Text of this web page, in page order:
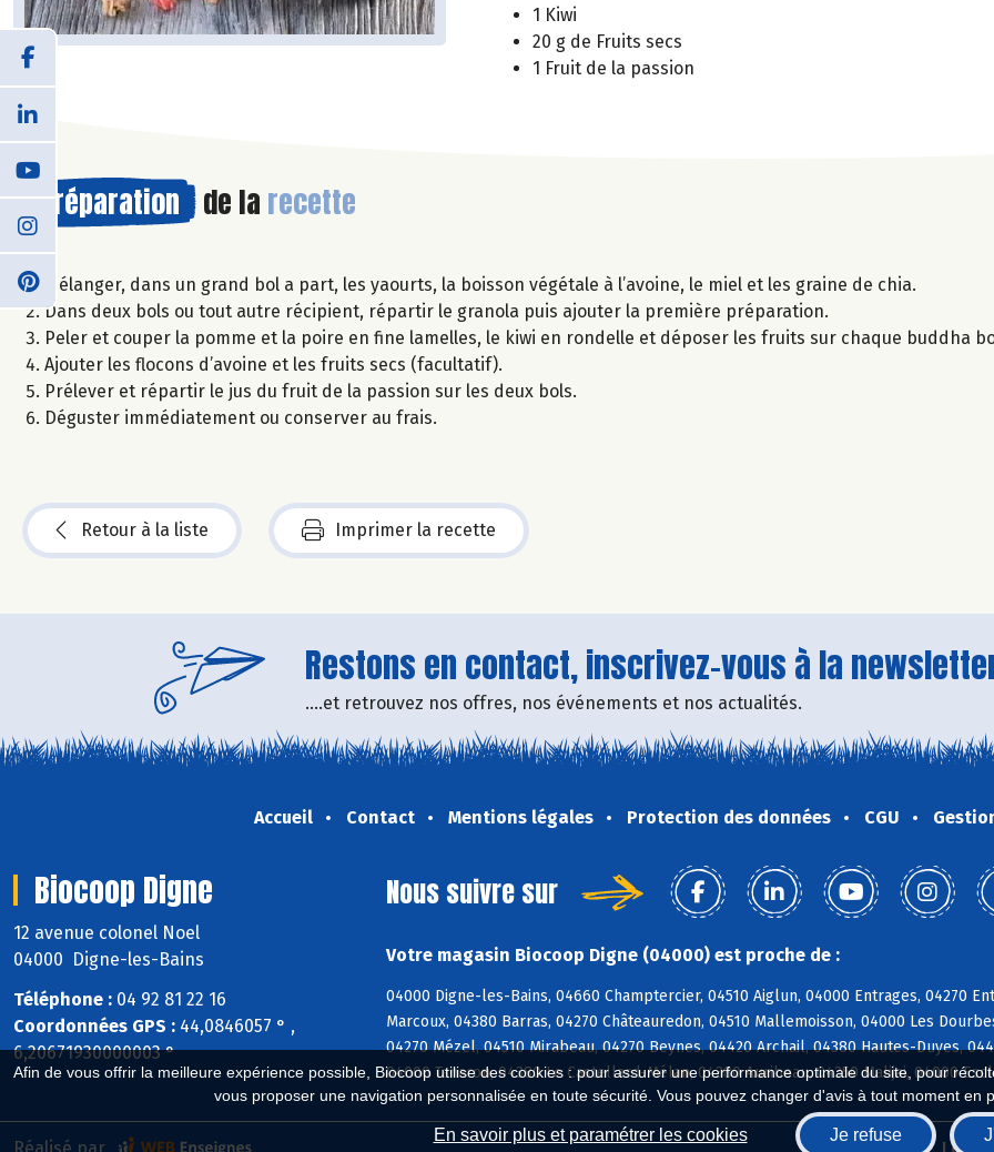
Afin de vous offrir la meilleure expérience possible, Biocoop utilise des cookies : pour assurer une performance optimale du site, pour
vous proposer une navigation personnalisée en toute sécurité. Vous pouvez changer d'avis à tout moment en
En savoir plus et paramétrer les cookies Je refuse
1 Kiwi
20 g de Fruits secs
1 Fruit de la passion
Préparation de la recette
Mélanger, dans un grand bol a part, les yaourts, la boisson végétale à l’avoine, le miel et les graine de chia.
Dans deux bols ou tout autre récipient, répartir le granola puis ajouter la première préparation.
Peler et couper la pomme et la poire en fine lamelles, le kiwi en rondelle et déposer les fruits sur chaque buddha
Ajouter les flocons d’avoine et les fruits secs (facultatif).
Prélever et répartir le jus du fruit de la passion sur les deux bols.
Déguster immédiatement ou conserver au frais.
Retour à la liste Imprimer la recette
Restons en contact, inscrivez-vous à la
....et retrouvez nos offres, nos événements et nos actualités.
Accueil Contact Mentions légales Protection des données CGU
Biocoop Digne
12 avenue colonel Noel
04000 Digne-les-Bains
Téléphone : 04 92 81 22 16
Coordonnées GPS : 44,0846057 ° ,
6,20671930000003 °
Nous suivre sur
Votre magasin Biocoop Digne (04000) est proche de :
04000 Digne-les-Bains, 04660 Champtercier, 04510 Aiglun, 04000 Entrages, 04270
Marcoux, 04380 Barras, 04270 Châteauredon, 04510 Mallemoisson, 04000 Les
04270 Mézel, 04510 Mirabeau, 04270 Beynes, 04420 Archail, 04380 Hautes-Duyes,
04000 Tanaron, 04380 Le Castellard-Mélan, 04380 Auribeau, 04350 Malijai, 04000
Biocoop.fr Le
Réalisé par